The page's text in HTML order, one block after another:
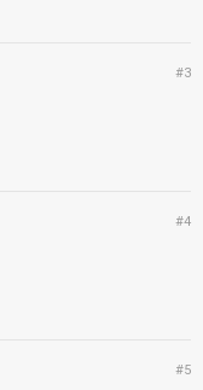
#3
#4
#5